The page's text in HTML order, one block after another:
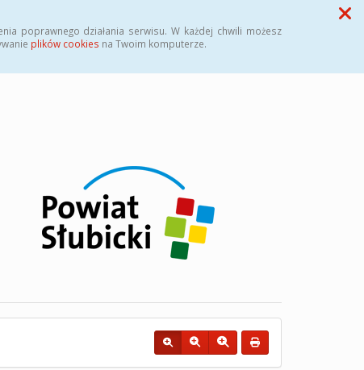
poprawnego działania serwisu. W każdej chwili możesz
plików cookies na Twoim komputerze.
Przycisk wyszukaj duży